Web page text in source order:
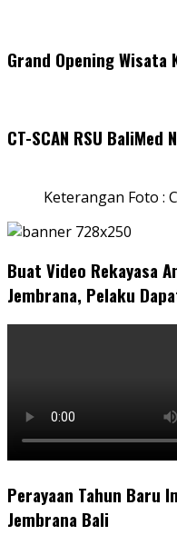
Grand Opening Wisata
CT-SCAN RSU BaliMed
Keterangan Foto :
Buat Video Rekayasa
Jembrana, Pelaku
Perayaan Tahun Baru
Jembrana Bali